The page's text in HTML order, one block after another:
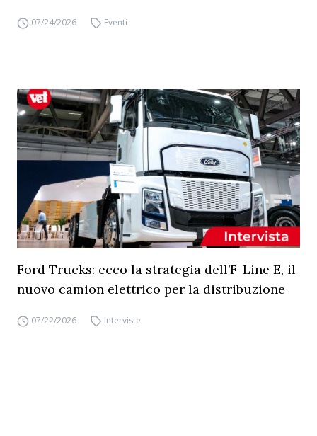
07/24/2026 Eventi
Ford Trucks: ecco la strategia dell’F-Line E, il
nuovo camion elettrico per la distribuzione
07/22/2026 Interviste